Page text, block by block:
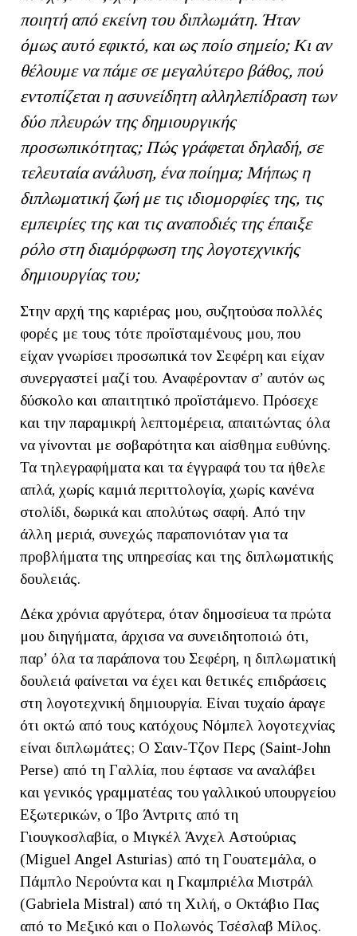
ποιητή από εκείνη του διπλωμάτη. Ήταν
όμως αυτό εφικτό, και ως ποίο σημείο; Κι αν
θέλουμε να πάμε σε μεγαλύτερο βάθος, πού
εντοπίζεται η ασυνείδητη αλληλεπίδραση των
δύο πλευρών της δημιουργικής
προσωπικότητας; Πώς γράφεται δηλαδή, σε
τελευταία ανάλυση, ένα ποίημα; Μήπως η
διπλωματική ζωή με τις ιδιομορφίες της, τις
εμπειρίες της και τις αναποδιές της έπαιξε
ρόλο στη διαμόρφωση της λογοτεχνικής
δημιουργίας του;
Στην αρχή της καριέρας μου, συζητούσα πολλές
φορές με τους τότε προϊσταμένους μου, που
είχαν γνωρίσει προσωπικά τον Σεφέρη και είχαν
συνεργαστεί μαζί του. Αναφέρονταν σ’ αυτόν ως
δύσκολο και απαιτητικό προϊστάμενο. Πρόσεχε
και την παραμικρή λεπτομέρεια, απαιτώντας όλα
να γίνονται με σοβαρότητα και αίσθημα ευθύνης.
Τα τηλεγραφήματα και τα έγγραφά του τα ήθελε
απλά, χωρίς καμιά περιττολογία, χωρίς κανένα
στολίδι, δωρικά και απολύτως σαφή. Από την
άλλη μεριά, συνεχώς παραπονιόταν για τα
προβλήματα της υπηρεσίας και της διπλωματικής
δουλειάς.
Δέκα χρόνια αργότερα, όταν δημοσίευα τα πρώτα
μου διηγήματα, άρχισα να συνειδητοποιώ ότι,
παρ’ όλα τα παράπονα του Σεφέρη, η διπλωματική
δουλειά φαίνεται να έχει και θετικές επιδράσεις
στη λογοτεχνική δημιουργία. Είναι τυχαίο άραγε
ότι οκτώ από τους κατόχους Νόμπελ λογοτεχνίας
είναι διπλωμάτες; Ο Σαιν-Τζον Περς (Saint-John
Perse) από τη Γαλλία, που έφτασε να αναλάβει
και γενικός γραμματέας του γαλλικού υπουργείου
Εξωτερικών, ο Ίβο Άντριτς από τη
Γιουγκοσλαβία, ο Μιγκέλ Άνχελ Αστούριας
(Miguel Angel Asturias) από τη Γουατεμάλα, o
Πάμπλο Νερούντα και η Γκαμπριέλα Μιστράλ
(Gabriela Mistral) από τη Χιλή, ο Oκτάβιο Πας
από το Μεξικό και ο Πολωνός Τσέσλαβ Μίλος.